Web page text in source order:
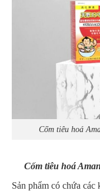
Cốm tiêu hoá
Cốm tiêu hoá
Sản phẩm có chứa